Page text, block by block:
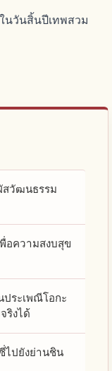
นวันสิ้นปีเทพสวม
สวัฒนธรรม
อความสงบสุข
ระเพณีโอกะ
ริงได้
ไปยังย่านชิน